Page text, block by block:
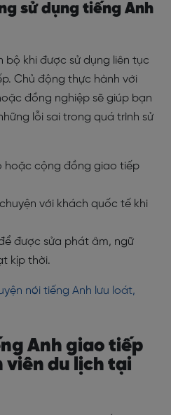
sử dụng tiếng Anh
bộ khi được sử dụng liên tục
Chủ động thực hành với
đồng nghiệp sẽ giúp bạn
lỗi sai trong quá trình sử
hoặc cộng đồng giao tiếp
với khách quốc tế khi
được sửa phát âm, ngữ
kịp thời.
nói tiếng Anh lưu loát,
Anh giao tiếp
viên du lịch tại